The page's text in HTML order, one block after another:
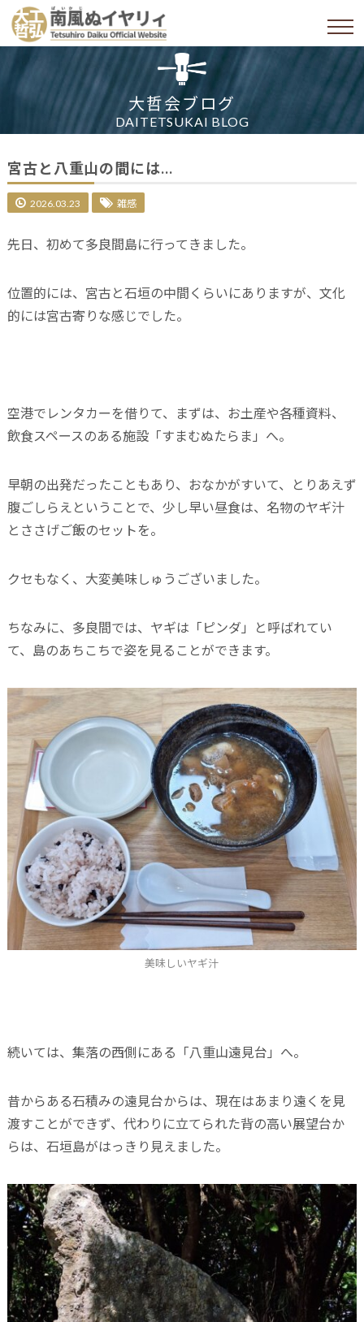
大哲会ブログ
DAITETSUKAI BLOG
宮古と八重山の間には…
2026.03.23 雑感
先日、初めて多良間島に行ってきました。
位置的には、宮古と石垣の中間くらいにありますが、文化
的には宮古寄りな感じでした。
空港でレンタカーを借りて、まずは、お土産や各種資料、
飲食スペースのある施設「すまむぬたらま」へ。
早朝の出発だったこともあり、おなかがすいて、とりあえず
腹ごしらえということで、少し早い昼食は、名物のヤギ汁
とささげご飯のセットを。
クセもなく、大変美味しゅうございました。
ちなみに、多良間では、ヤギは「ピンダ」と呼ばれてい
て、島のあちこちで姿を見ることができます。
美味しいヤギ汁
続いては、集落の西側にある「八重山遠見台」へ。
昔からある石積みの遠見台からは、現在はあまり遠くを見
渡すことができず、代わりに立てられた背の高い展望台か
らは、石垣島がはっきり見えました。